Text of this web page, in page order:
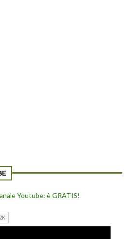
Youtube: è GRATIS!